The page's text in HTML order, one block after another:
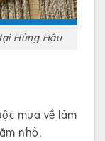
Hùng Hậu
mua về làm
nhỏ.